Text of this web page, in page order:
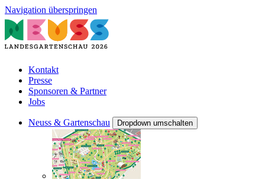
Navigation überspringen
Kontakt
Presse
Sponsoren & Partner
Jobs
Neuss & Gartenschau Dropdown umschalten